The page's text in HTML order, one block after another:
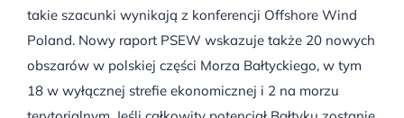
takie szacunki wynikają z konferencji Offshore Wind
Poland. Nowy raport PSEW wskazuje także 20 nowych
obszarów w polskiej części Morza Bałtyckiego, w tym
18 w wyłącznej strefie ekonomicznej i 2 na morzu